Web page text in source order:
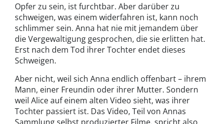
Opfer zu sein, ist furchtbar. Aber darüber zu
schweigen, was einem widerfahren ist, kann noch
schlimmer sein. Anna hat nie mit jemandem über
die Vergewaltigung gesprochen, die sie erlitten hat.
Erst nach dem Tod ihrer Tochter endet dieses
Schweigen.
Aber nicht, weil sich Anna endlich offenbart – ihrem
Mann, einer Freundin oder ihrer Mutter. Sondern
weil Alice auf einem alten Video sieht, was ihrer
Tochter passiert ist. Das Video, Teil von Annas